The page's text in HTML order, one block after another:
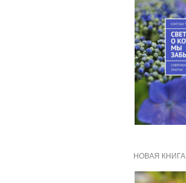
НОВАЯ КНИГА